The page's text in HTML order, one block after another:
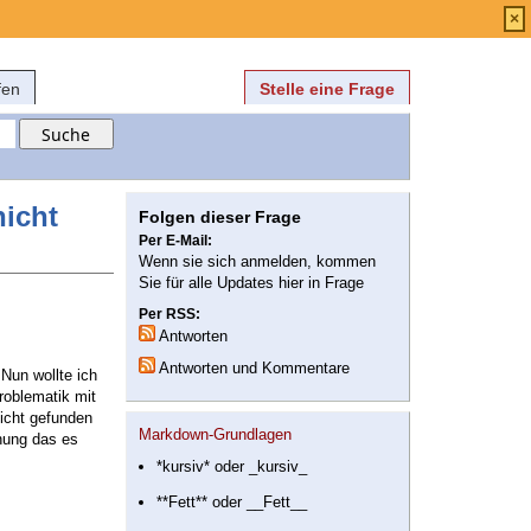
Stelle eine Frage
wollte ich
mit
gefunden
das es
Folgen dieser Frage
Per E-Mail:
Wenn sie sich anmelden, kommen
Sie für alle Updates hier in Frage
Per RSS:
Antworten
Antworten und Kommentare
Markdown-Grundlagen
*kursiv* oder _kursiv_
**Fett** oder __Fett__
×